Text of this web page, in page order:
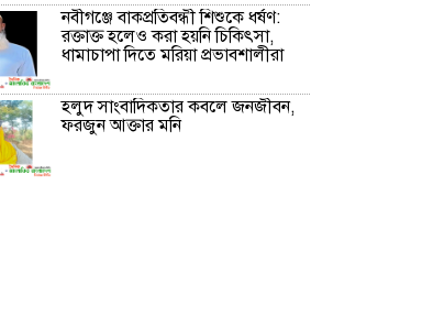
নবীগঞ্জে বাকপ্রতিবন্ধী শিশুকে ধর্ষণ:
রক্তাক্ত হলেও করা হয়নি চিকিৎসা,
ধামাচাপা দিতে মরিয়া প্রভাবশালীরা
হলুদ সাংবাদিকতার কবলে জনজীবন,
ফরজুন আক্তার মনি